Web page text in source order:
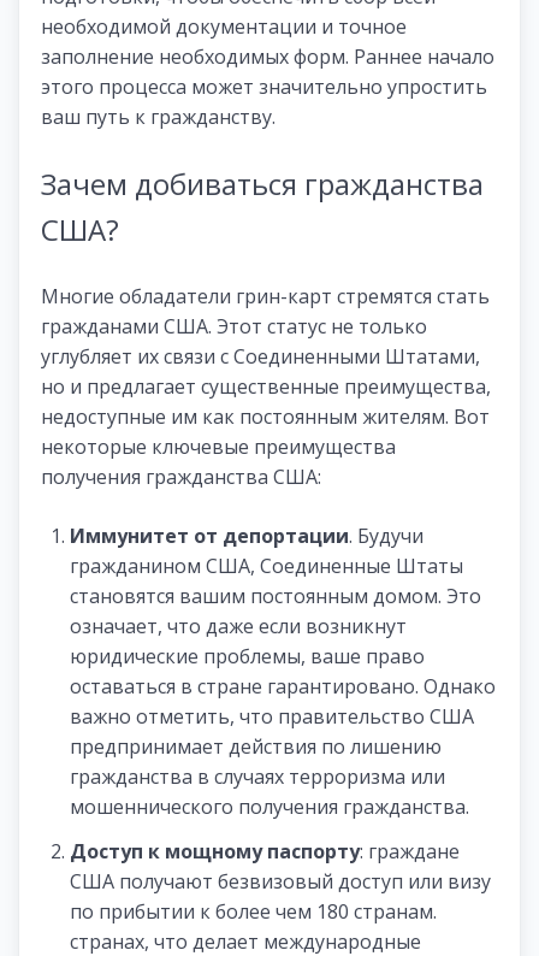
необходимой документации и точное
заполнение необходимых форм. Раннее начало
этого процесса может значительно упростить
ваш путь к гражданству.
Зачем добиваться гражданства
США?
Многие обладатели грин-карт стремятся стать
гражданами США. Этот статус не только
углубляет их связи с Соединенными Штатами,
но и предлагает существенные преимущества,
недоступные им как постоянным жителям. Вот
некоторые ключевые преимущества
получения гражданства США:
Иммунитет от депортации. Будучи
гражданином США, Соединенные Штаты
становятся вашим постоянным домом. Это
означает, что даже если возникнут
юридические проблемы, ваше право
оставаться в стране гарантировано. Однако
важно отметить, что правительство США
предпринимает действия по лишению
гражданства в случаях терроризма или
мошеннического получения гражданства.
Доступ к мощному паспорту: граждане
США получают безвизовый доступ или визу
по прибытии к более чем 180 странам.
странах, что делает международные